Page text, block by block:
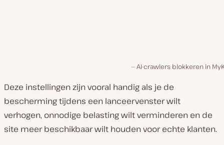
AI-crawlers blokkeren in
Deze instellingen zijn vooral handig als je de
bescherming tijdens een lanceervenster wilt
verhogen, onnodige belasting wilt verminderen en de
site meer beschikbaar wilt houden voor echte klanten.